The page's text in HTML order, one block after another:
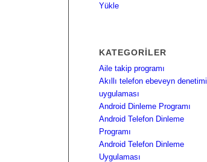
Yükle
KATEGORILER
Aile takip programı
Akıllı telefon ebeveyn denetimi
uygulaması
Android Dinleme Programı
Android Telefon Dinleme
Programı
Android Telefon Dinleme
Uygulaması